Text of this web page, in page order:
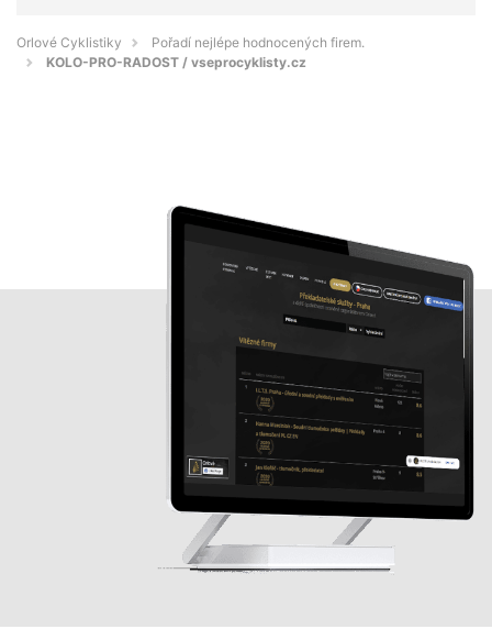
Orlové Cyklistiky
Pořadí nejlépe hodnocených firem.
KOLO-PRO-RADOST / vseprocyklisty.cz